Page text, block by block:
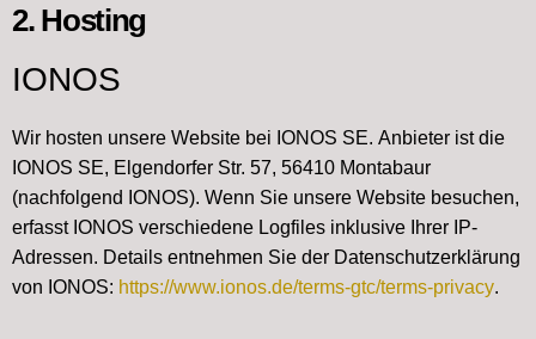
2. Hosting
IONOS
Wir hosten unsere Website bei IONOS SE. Anbieter ist die
IONOS SE, Elgendorfer Str. 57, 56410 Montabaur
(nachfolgend IONOS). Wenn Sie unsere Website besuchen,
erfasst IONOS verschiedene Logfiles inklusive Ihrer IP-
Adressen. Details entnehmen Sie der Datenschutzerklärung
von IONOS: https://www.ionos.de/terms-gtc/terms-privacy.